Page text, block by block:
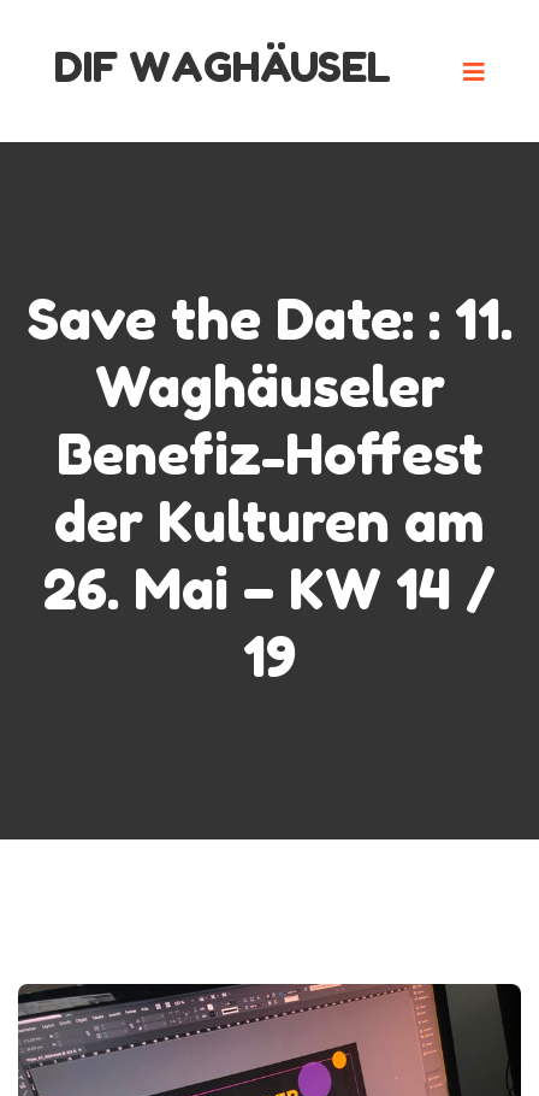
DIF WAGHÄUSEL
Save the Date: : 11.
Waghäuseler
Benefiz-Hoffest
der Kulturen am
26. Mai – KW 14 /
19